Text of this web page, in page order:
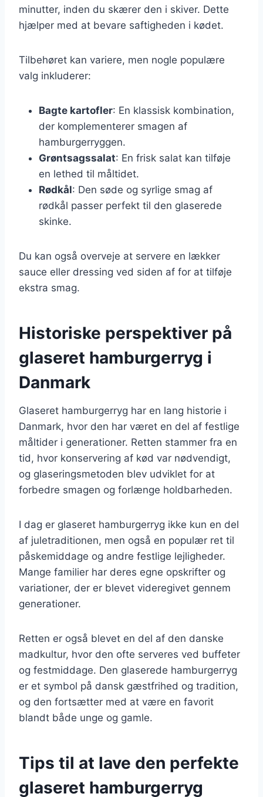
minutter, inden du skærer den i skiver. Dette
hjælper med at bevare saftigheden i kødet.
Tilbehøret kan variere, men nogle populære
valg inkluderer:
Bagte kartofler: En klassisk kombination,
der komplementerer smagen af
hamburgerryggen.
Grøntsagssalat: En frisk salat kan tilføje
en lethed til måltidet.
Rødkål: Den søde og syrlige smag af
rødkål passer perfekt til den glaserede
skinke.
Du kan også overveje at servere en lækker
sauce eller dressing ved siden af for at tilføje
ekstra smag.
Historiske perspektiver på
glaseret hamburgerryg i
Danmark
Glaseret hamburgerryg har en lang historie i
Danmark, hvor den har været en del af festlige
måltider i generationer. Retten stammer fra en
tid, hvor konservering af kød var nødvendigt,
og glaseringsmetoden blev udviklet for at
forbedre smagen og forlænge holdbarheden.
I dag er glaseret hamburgerryg ikke kun en del
af juletraditionen, men også en populær ret til
påskemiddage og andre festlige lejligheder.
Mange familier har deres egne opskrifter og
variationer, der er blevet videregivet gennem
generationer.
Retten er også blevet en del af den danske
madkultur, hvor den ofte serveres ved buffeter
og festmiddage. Den glaserede hamburgerryg
er et symbol på dansk gæstfrihed og tradition,
og den fortsætter med at være en favorit
blandt både unge og gamle.
Tips til at lave den perfekte
glaseret hamburgerryg